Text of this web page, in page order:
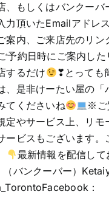
、もしくはバンクーバ
力頂いたEmailアドレ
案内、ご来店先のリン
予約日時にご案内し
するだけ
❣とっても
、是非けーたい屋の「
てくださいね
※ご
定やサービス上、リモ
ービスもございます。
最新情報を配信して
（バンクーバー）
：